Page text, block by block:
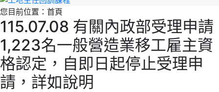
您目前位置： 首頁
115.07.08 有關內政部受理申請
1,223名一般營造業移工雇主資
格認定，自即日起停止受理申
請，詳如說明